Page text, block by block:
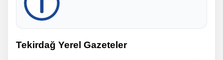
Tekirdağ Yerel Gazeteler